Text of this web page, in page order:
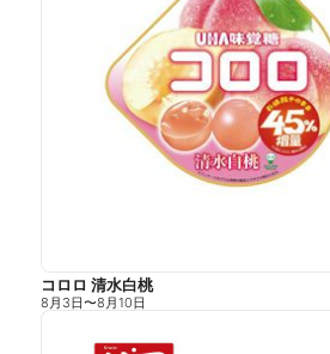
コロロ 清水白桃
8月3日〜8月10日